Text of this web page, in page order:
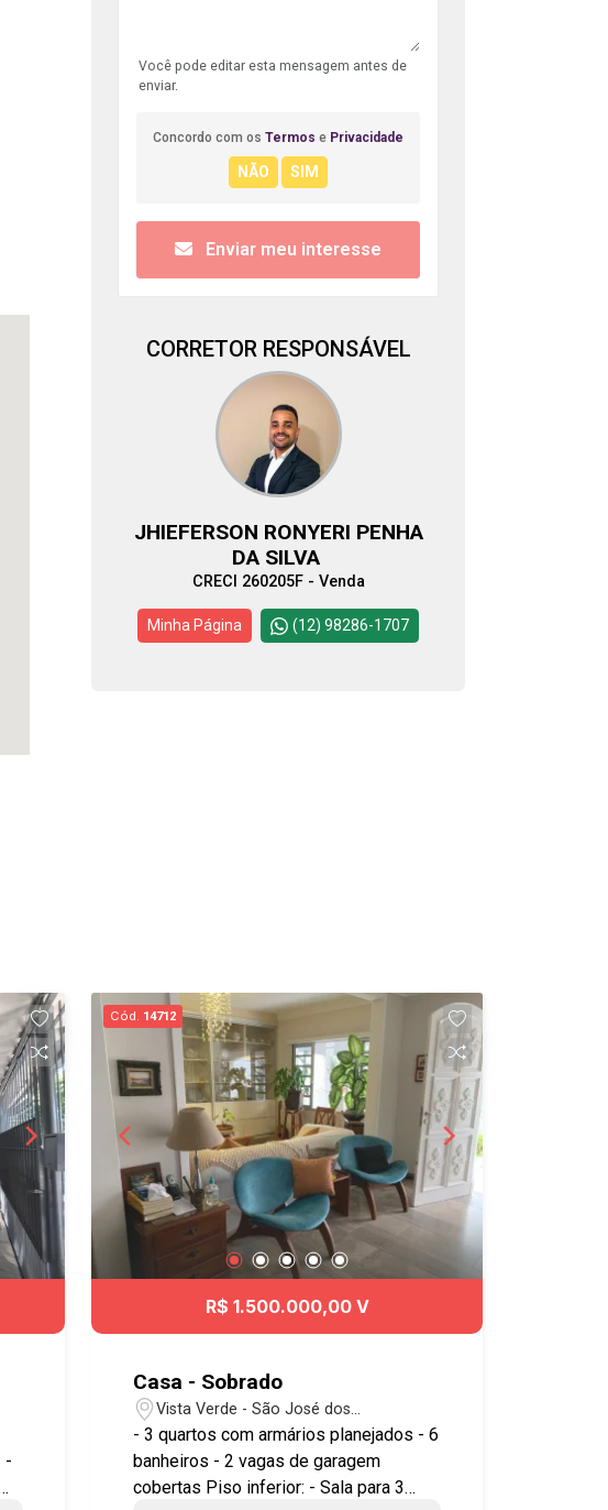
Você pode editar esta mensagem antes de
enviar.
Concordo com os Termos e Privacidade
Enviar meu interesse
CORRETOR RESPONSÁVEL
JHIEFERSON RONYERI PENHA
DA SILVA
CRECI 260205F - Venda
Minha Página (12) 98286-1707
Cód. 14712
R$ 1.500.000,00 V
Casa - Sobrado
Vista Verde - São José dos
Campos/SP
- 3 quartos com armários planejados - 6
banheiros - 2 vagas de garagem
cobertas Piso inferior: - Sala para 3